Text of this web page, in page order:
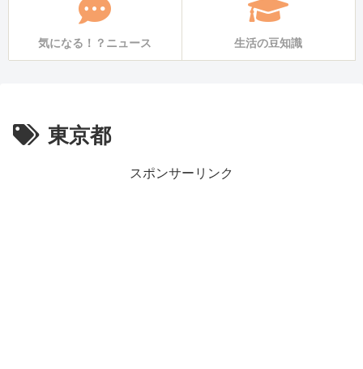
気になる！？ニュース 生活の豆知識
東京都
スポンサーリンク